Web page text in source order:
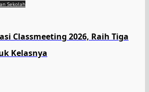
Sekolah
Classmeeting 2026, Raih Tiga
Kelasnya